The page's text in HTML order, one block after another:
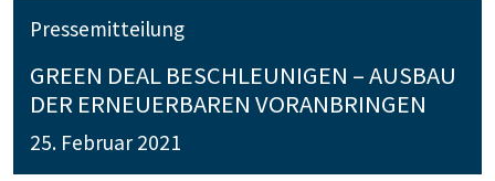
Pressemitteilung
GREEN DEAL BESCHLEUNIGEN – AUSBAU
DER ERNEUERBAREN VORANBRINGEN
25. Februar 2021